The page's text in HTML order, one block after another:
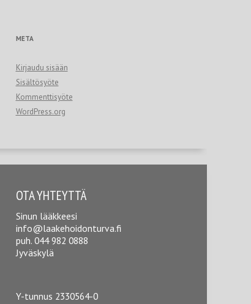
META
Kirjaudu sisään
Sisältösyöte
Kommenttisyöte
WordPress.org
OTA YHTEYTTÄ
Sinun lääkkeesi
info@laakehoidonturva.fi
puh. 044 982 0888
Jyväskylä
Y-tunnus 2330564-0